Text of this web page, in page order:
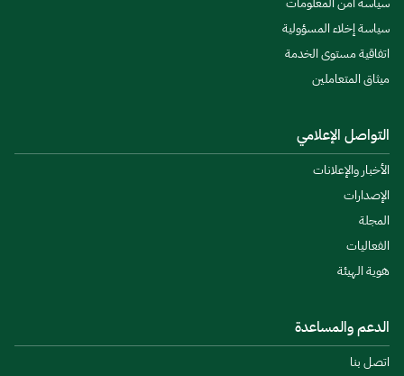
سياسة إخلاء المسؤولية
اتفاقية مستوى الخدمة
ميثاق المتعاملين
التواصل الإعلامي
الأخبار والإعلانات
الإصدارات
المجلة
الفعاليات
هوية الهيئة
الدعم والمساعدة
اتصل بنا